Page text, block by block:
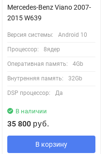
Mercedes-Benz Viano 2007-
2015 W639
Версия системы: Android 10
Процессор: 8ядер
Оперативная память: 4Gb
Внутренняя память: 32Gb
DSP процессор: Да
В наличии
35 800 руб.
В корзину